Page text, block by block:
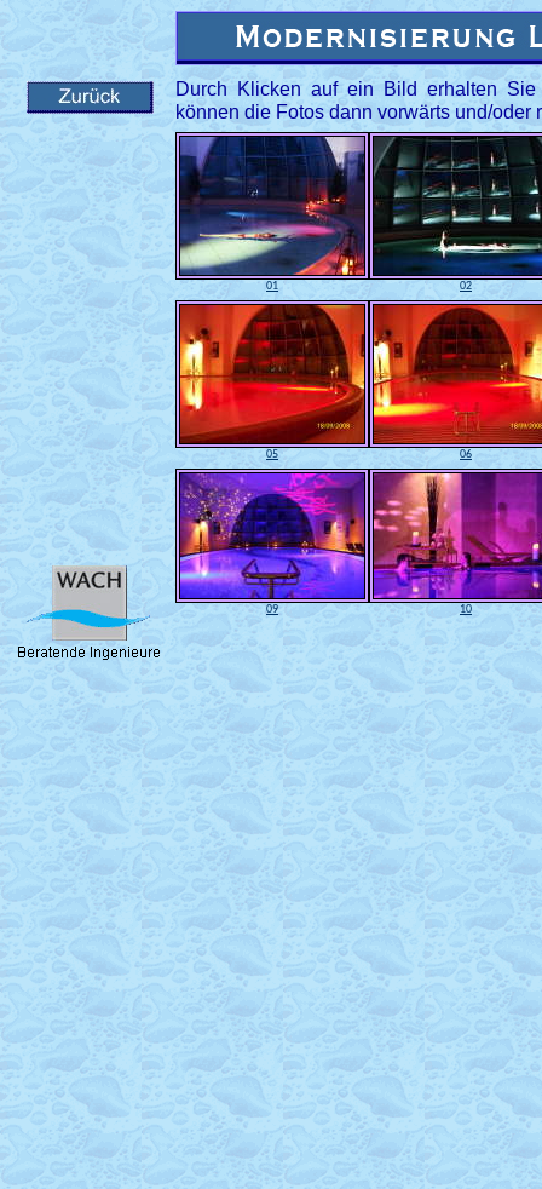
Durch Klicken auf ein Bild erhalten
können die Fotos dann vorwärts und/oder
01 02
05 06
09 10